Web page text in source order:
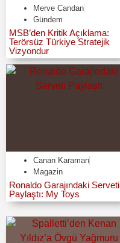
Merve Candan
Gündem
MSB’den Kritik Açıklama:
Terörsüz Türkiye Stratejik
Vizyondur
Canan Karaman
Magazin
Ronaldo Garajındaki Serveti
Paylaştı: My Toys